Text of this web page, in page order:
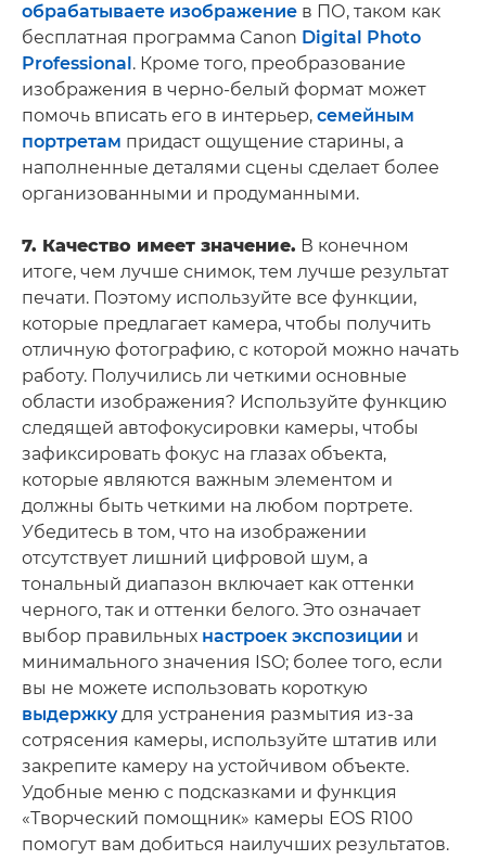
обрабатываете изображение в ПО, таком как
бесплатная программа Canon Digital Photo
Professional. Кроме того, преобразование
изображения в черно-белый формат может
помочь вписать его в интерьер, семейным
портретам придаст ощущение старины, а
наполненные деталями сцены сделает более
организованными и продуманными.
7. Качество имеет значение. В конечном
итоге, чем лучше снимок, тем лучше результат
печати. Поэтому используйте все функции,
которые предлагает камера, чтобы получить
отличную фотографию, с которой можно начать
работу. Получились ли четкими основные
области изображения? Используйте функцию
следящей автофокусировки камеры, чтобы
зафиксировать фокус на глазах объекта,
которые являются важным элементом и
должны быть четкими на любом портрете.
Убедитесь в том, что на изображении
отсутствует лишний цифровой шум, а
тональный диапазон включает как оттенки
черного, так и оттенки белого. Это означает
выбор правильных настроек экспозиции и
минимального значения ISO; более того, если
вы не можете использовать короткую
выдержкудля устранения размытия из-за
сотрясения камеры, используйте штатив или
закрепите камеру на устойчивом объекте.
Удобные меню с подсказками и функция
«Творческий помощник» камеры EOS R100
помогут вам добиться наилучших результатов.